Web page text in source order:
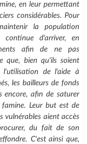
en leur permettant
considérables. Pour
la population
continue d'arriver, en
afin de ne pas
que, bien qu'ils soient
l'utilisation de l'aide à
les bailleurs de fonds
encore, afin de saturer
Leur but est de
vulnérables aient accès
du fait de son
C'est ainsi que,